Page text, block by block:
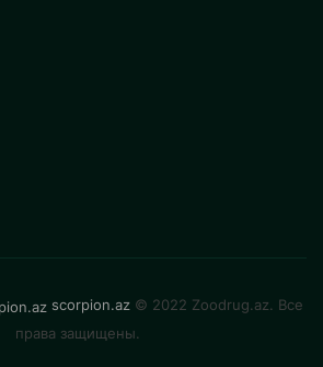
scorpion.az © 2022 Zoodrug.az. Все
права защищены.